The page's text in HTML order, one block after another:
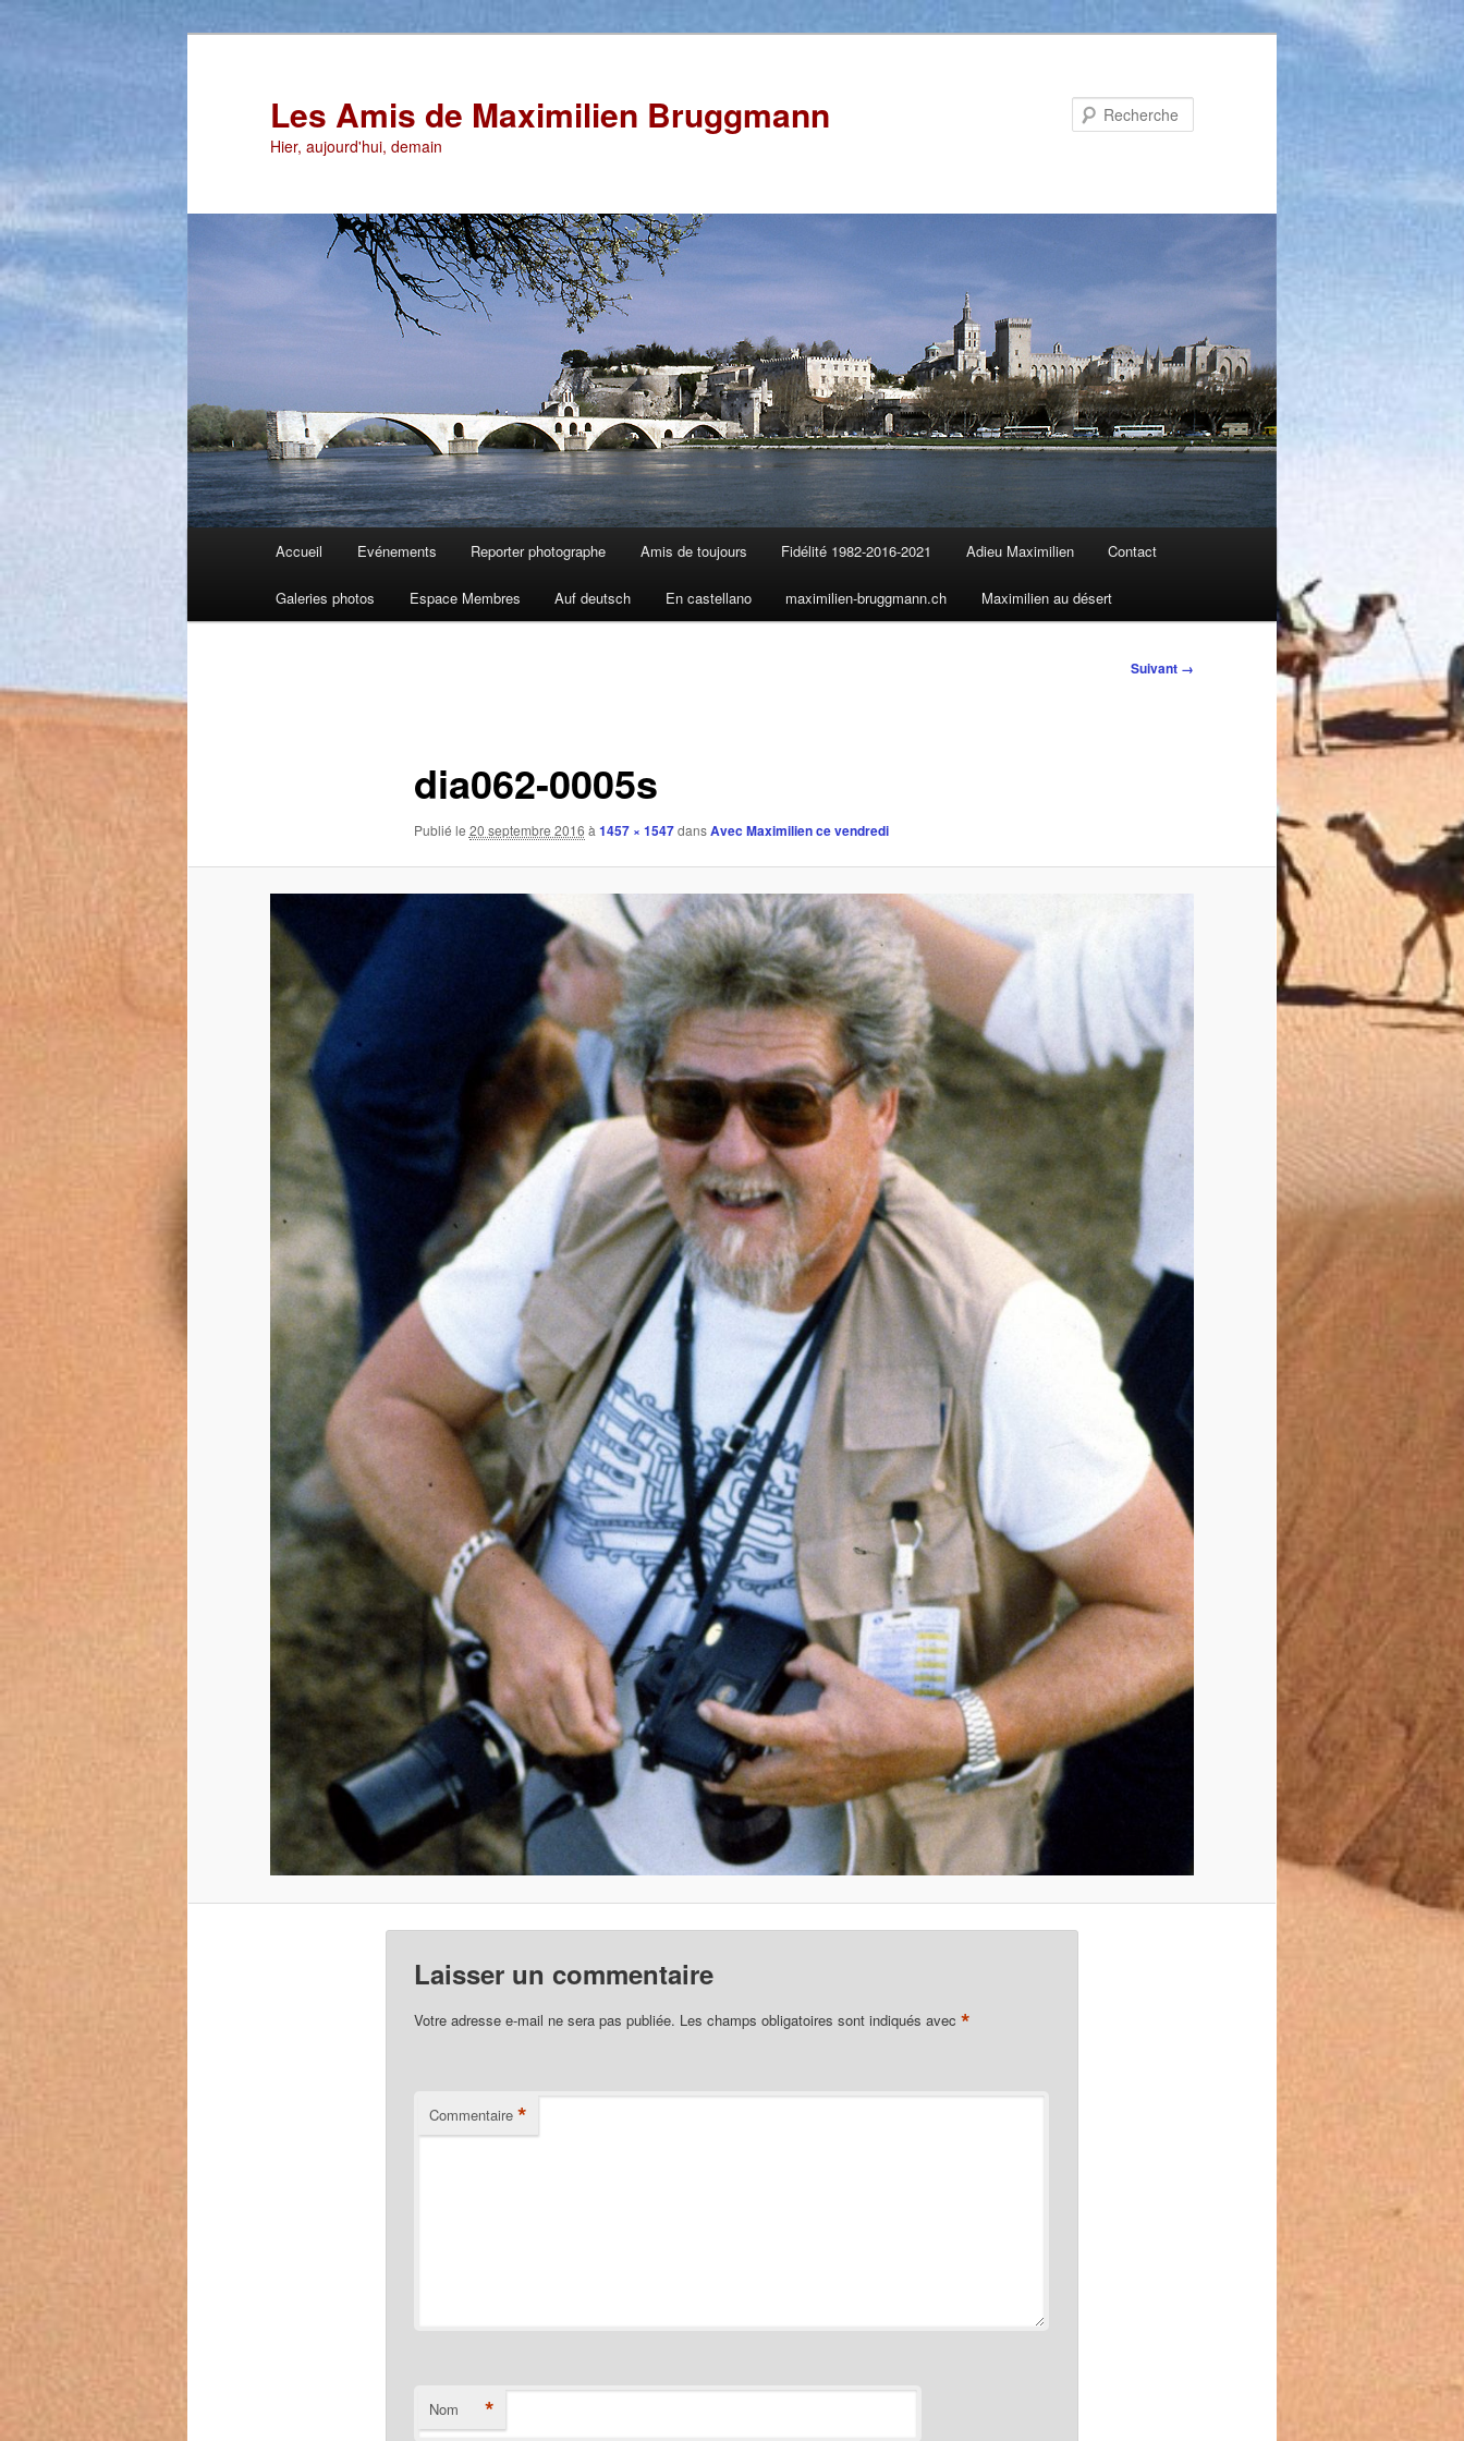
Les Amis de Maximilien Bruggmann
Hier, aujourd'hui, demain
Accueil Evénements Reporter photographe Amis de toujours Fidélité 1982-2016-2021 Adieu Maximilien Contact
Galeries photos Espace Membres Auf deutsch En castellano maximilien-bruggmann.ch Maximilien au désert
Suivant →
dia062-0005s
Publié le 20 septembre 2016 à 1457 × 1547dansAvec Maximilien ce vendredi
Laisser un commentaire
Votre adresse e-mail ne sera pas publiée. Les champs obligatoires sont indiqués avec *
Commentaire *
Nom *